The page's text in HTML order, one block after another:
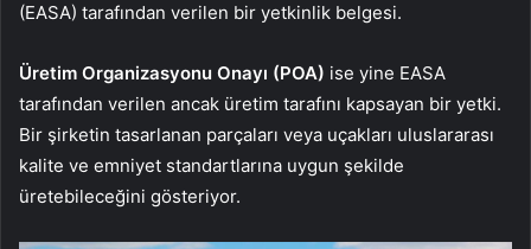
(EASA) tarafından verilen bir yetkinlik belgesi.
Üretim Organizasyonu Onayı (POA) ise yine EASA
tarafından verilen ancak üretim tarafını kapsayan bir yetki.
Bir şirketin tasarlanan parçaları veya uçakları uluslararası
kalite ve emniyet standartlarına uygun şekilde
üretebileceğini gösteriyor.